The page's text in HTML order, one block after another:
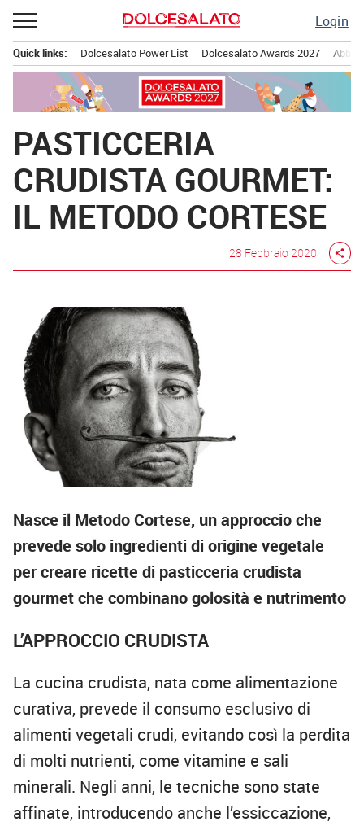
Passa
al
contenuto
Login
principale
Quick links: Dolcesalato Power List Dolcesalato Awards 2027
PASTICCERIA
CRUDISTA GOURMET:
IL METODO CORTESE
28 Febbraio 2020 share
Nasce il Metodo Cortese, un approccio che
prevede solo ingredienti di origine vegetale
per creare ricette di pasticceria crudista
gourmet che combinano golosità e nutrimento
L’APPROCCIO CRUDISTA
La cucina crudista, nata come alimentazione
curativa, prevede il consumo esclusivo di
alimenti vegetali crudi, evitando così la perdita
di molti nutrienti, come vitamine e sali
minerali. Negli anni, le tecniche sono state
affinate, introducendo anche l’essiccazione,